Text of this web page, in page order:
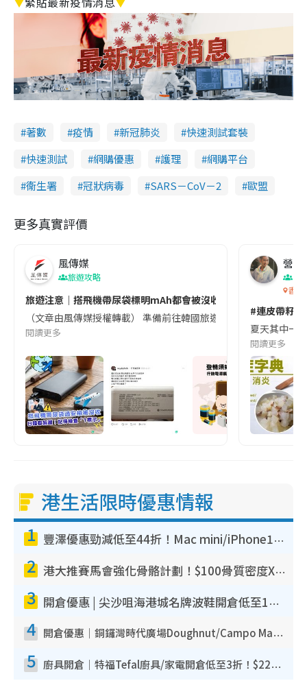
著數 疫情 新冠肺炎
快速測試套裝
快速測試
網購優惠 護理
網購平台
衞生署
冠狀病毒 SARS－CoV－2 歐盟
更多真實評價
風傳媒
旅遊攻略
旅遊注意｜搭飛機帶尿袋標明mAh都會被沒收😱出發前切記檢查
（文章由風傳媒授權轉載） 準備前往韓國旅遊的民眾，近期要
閱讀更多
營養
香港
#連皮帶籽
夏天其中一
閱讀更多
港生活限時優惠情報
1 豐澤優惠勁減低至44折！Mac mini/iPhone17Pro大減價！廚房家電$220起
2 港大推賽馬會強化骨骼計劃！$100骨質密度X光檢查 完成免費運動訓練送超市禮券！附參加資格
3 開倉優惠 | 尖沙咀海港城名牌波鞋開倉低至1折！On鞋$899起／Joy&Peace鞋履$98起
4 開倉優惠｜銅鑼灣時代廣場Doughnut/Campo Marzio開倉低至1折！背囊、書包、手袋劈價$200起
5 廚具開倉｜特福Tefal廚具/家電開倉低至3折！$220起買平底鍋/炒鑊/湯煲！電飯煲/吸塵機/燙斗$418起